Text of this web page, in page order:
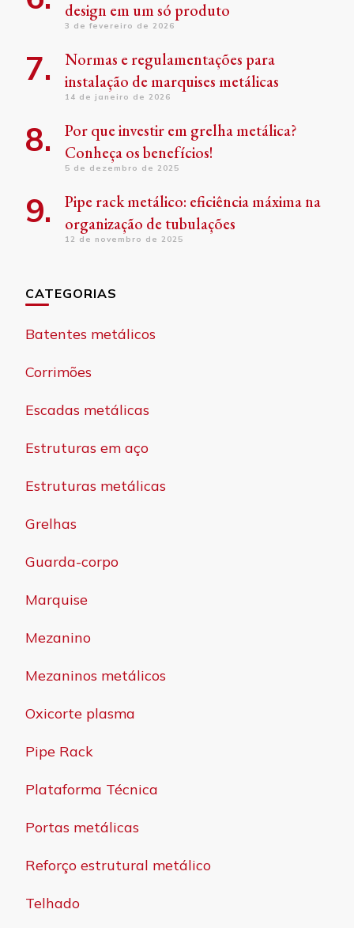
design em um só produto
3 de fevereiro de 2026
Normas e regulamentações para
instalação de marquises metálicas
14 de janeiro de 2026
Por que investir em grelha metálica?
Conheça os benefícios!
5 de dezembro de 2025
Pipe rack metálico: eficiência máxima na
organização de tubulações
12 de novembro de 2025
CATEGORIAS
Batentes metálicos
Corrimões
Escadas metálicas
Estruturas em aço
Estruturas metálicas
Grelhas
Guarda-corpo
Marquise
Mezanino
Mezaninos metálicos
Oxicorte plasma
Pipe Rack
Plataforma Técnica
Portas metálicas
Reforço estrutural metálico
Telhado